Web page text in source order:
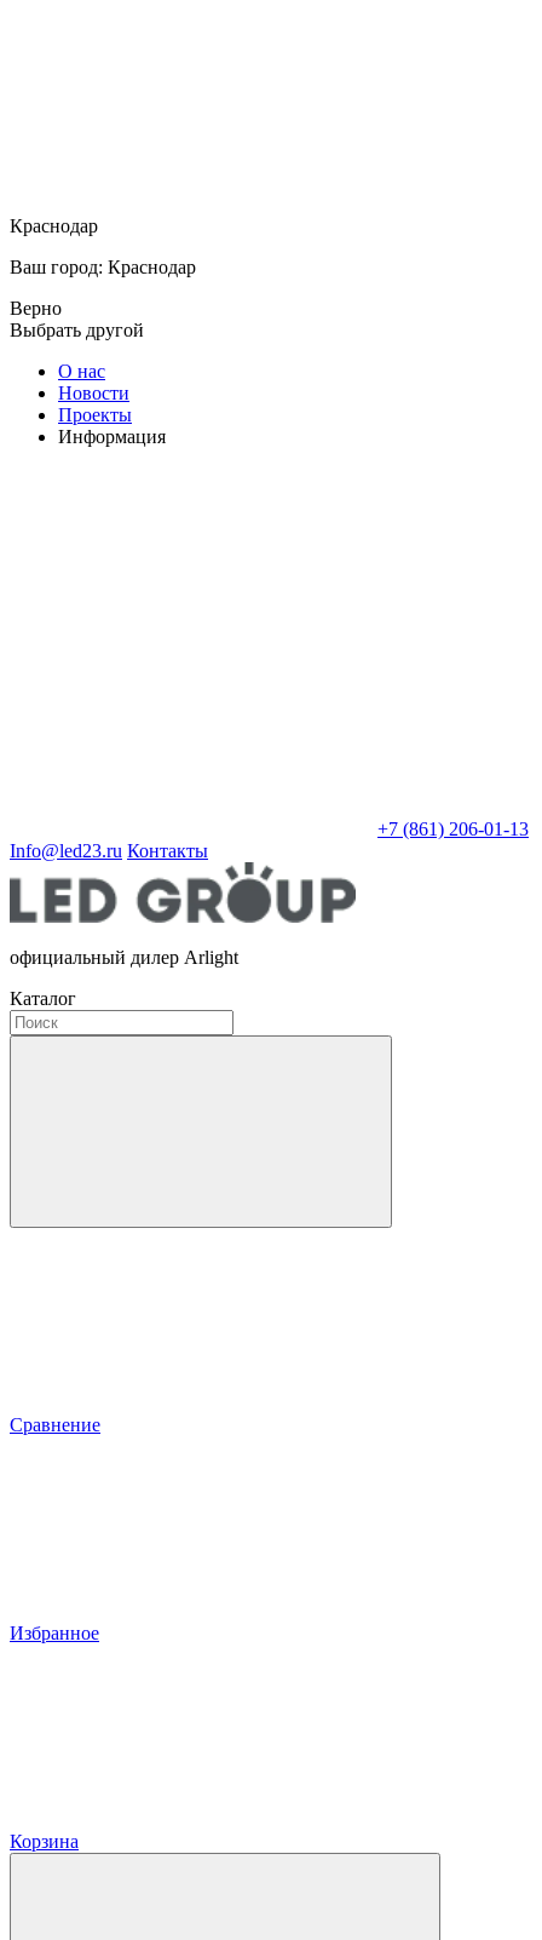
Краснодар
Ваш город: Краснодар
Верно
Выбрать другой
О нас
Новости
Проекты
Информация
+7 (861) 206-01-13
Info@led23.ru Контакты
официальный дилер Arlight
Каталог
Сравнение
Избранное
Корзина